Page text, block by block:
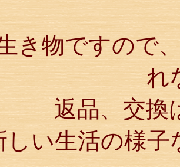
き物ですので
れ
返品、交換
しい生活の様